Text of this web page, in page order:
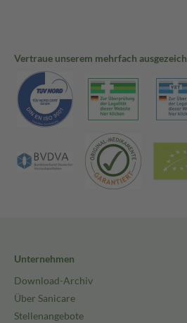
Vertraue unserem mehrfach
Unternehmen
Download-Archiv
Über Sanicare
Stellenangebote